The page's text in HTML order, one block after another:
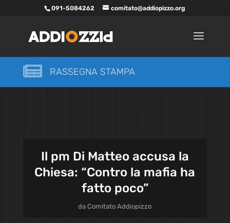
091-5084262 comitato@addiopizzo.org
 RASSEGNA STAMPA
Il pm Di Matteo accusa la
Chiesa: “Contro la mafia ha
fatto poco”
daComitato Addiopizzo